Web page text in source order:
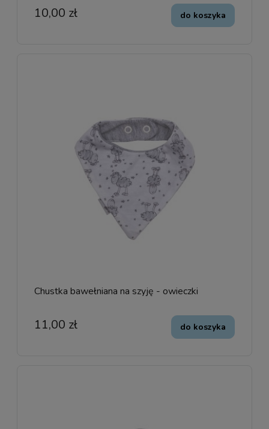
10,00 zł do koszyka
Chustka bawełniana na szyję - owieczki
11,00 zł do koszyka